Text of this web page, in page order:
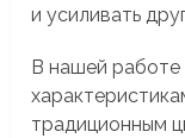
и усиливать
В нашей работе
традиционным